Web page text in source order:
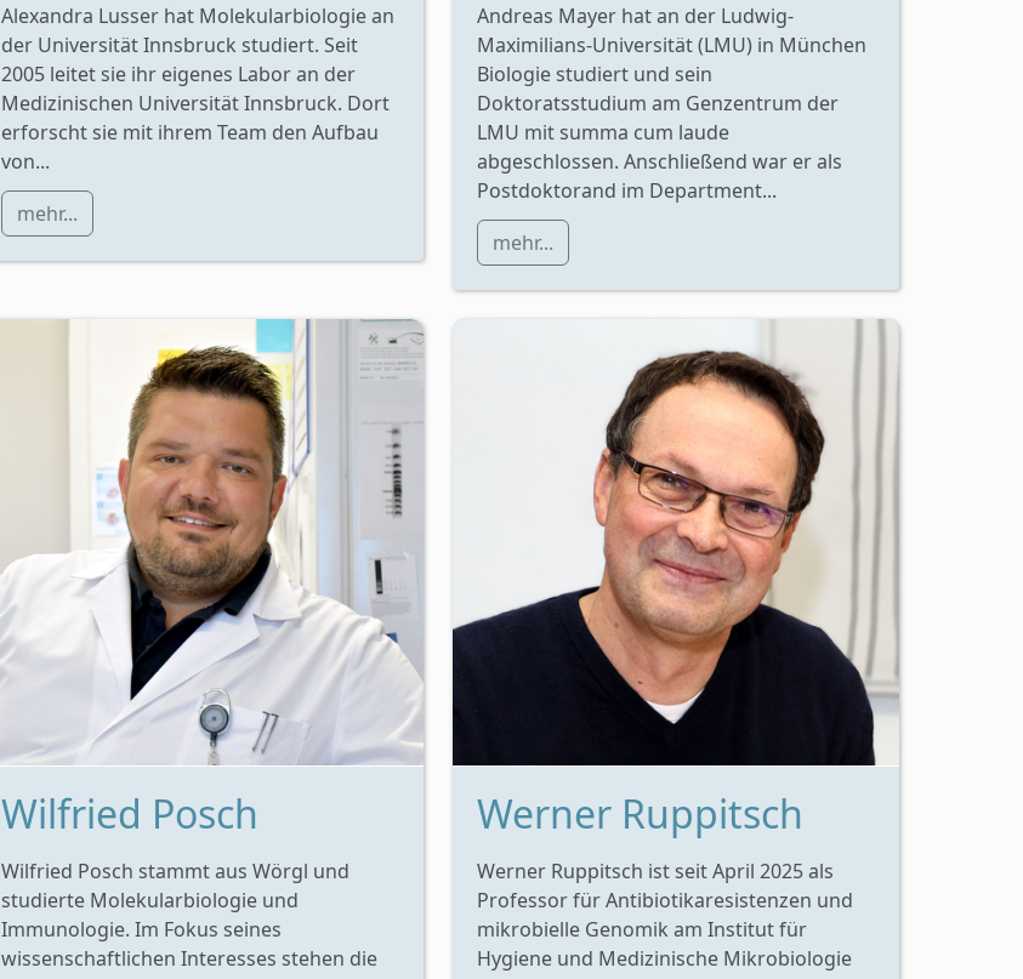
Alexandra Lusser hat Molekularbiologie an
der Universität Innsbruck studiert. Seit
2005 leitet sie ihr eigenes Labor an der
Medizinischen Universität Innsbruck. Dort
erforscht sie mit ihrem Team den Aufbau
von...
mehr...
Andreas Mayer hat an der Ludwig-
Maximilians-Universität (LMU) in München
Biologie studiert und sein
Doktoratsstudium am Genzentrum der
LMU mit summa cum laude
abgeschlossen. Anschließend war er als
Postdoktorand im Department...
mehr...
Wilfried Posch
Wilfried Posch stammt aus Wörgl und
studierte Molekularbiologie und
Immunologie. Im Fokus seines
wissenschaftlichen Interesses stehen die
Werner Ruppitsch
Werner Ruppitsch ist seit April 2025 als
Professor für Antibiotikaresistenzen und
mikrobielle Genomik am Institut für
Hygiene und Medizinische Mikrobiologie